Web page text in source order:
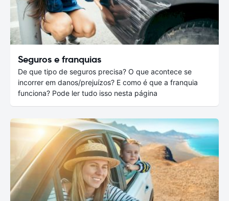
Seguros e franquias
De que tipo de seguros precisa? O que acontece se
incorrer em danos/prejuízos? E como é que a franquia
funciona? Pode ler tudo isso nesta página